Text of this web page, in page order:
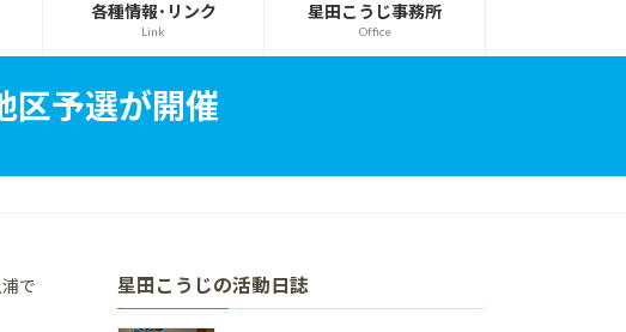
各種情報･リンク
Link
星田こうじ事務所
Office
区予選が開催
で
星田こうじの活動日誌